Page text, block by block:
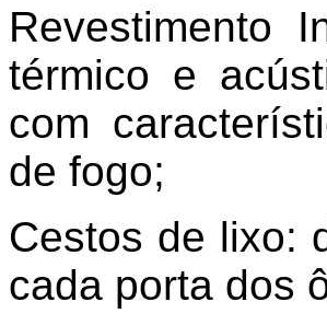
Revestimento
térmico e
com
de fogo;
Cestos de lixo:
cada porta dos